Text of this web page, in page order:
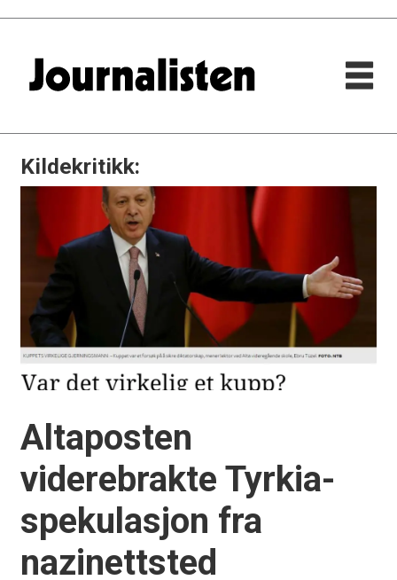
Kildekritikk:
Altaposten
viderebrakte Tyrkia-
spekulasjon fra
nazinettsted